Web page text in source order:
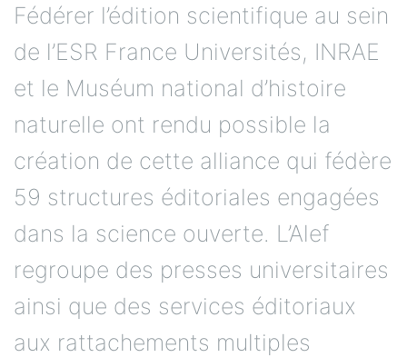
Fédérer l’édition scientifique au sein
de l’ESR France Universités, INRAE
et le Muséum national d’histoire
naturelle ont rendu possible la
création de cette alliance qui fédère
59 structures éditoriales engagées
dans la science ouverte. L’Alef
regroupe des presses universitaires
ainsi que des services éditoriaux
aux rattachements multiples